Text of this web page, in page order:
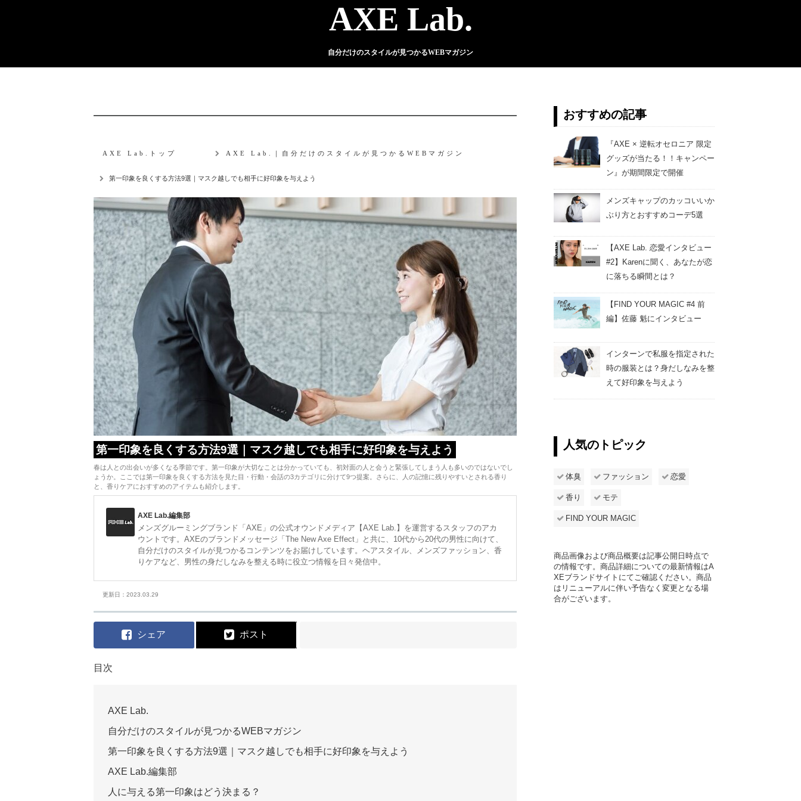
AXE Lab.
自分だけのスタイルが見つかるWEBマガジン
AXE Lab.トップ AXE Lab.｜自分だけのスタイルが見つかるWEBマガジン
第一印象を良くする方法9選｜マスク越しでも相手に好印象を与えよう
第一印象を良くする方法9選｜マスク越しでも相手に好印象を与えよう
春は人との出会いが多くなる季節です。第一印象が大切なことは分かっていても、初対面の人と会うと緊張してしまう人も多いのではないでし
ょうか。ここでは第一印象を良くする方法を見た目・行動・会話の3カテゴリに分けて9つ提案。さらに、人の記憶に残りやすいとされる香り
と、香りケアにおすすめのアイテムも紹介します。
AXE Lab.編集部
メンズグルーミングブランド「AXE」の公式オウンドメディア【AXE Lab.】を運営するスタッフのアカ
ウントです。AXEのブランドメッセージ「The New Axe Effect」と共に、10代から20代の男性に向けて、
自分だけのスタイルが見つかるコンテンツをお届けしています。ヘアスタイル、メンズファッション、香
りケアなど、男性の身だしなみを整える時に役立つ情報を日々発信中。
更新日：2023.03.29
シェア ポスト
目次
AXE Lab.
自分だけのスタイルが見つかるWEBマガジン
第一印象を良くする方法9選｜マスク越しでも相手に好印象を与えよう
AXE Lab.編集部
人に与える第一印象はどう決まる？
おすすめの記事
『AXE × 逆転オセロニア 限定
グッズが当たる！！キャンペー
ン』が期間限定で開催
メンズキャップのカッコいいか
ぶり方とおすすめコーデ5選
【AXE Lab. 恋愛インタビュー
#2】Karenに聞く、あなたが恋
に落ちる瞬間とは？
【FIND YOUR MAGIC #4 前
編】佐藤 魁にインタビュー
インターンで私服を指定された
時の服装とは？身だしなみを整
えて好印象を与えよう
人気のトピック
体臭 ファッション 恋愛
香り モテ
FIND YOUR MAGIC
商品画像および商品概要は記事公開日時点で
の情報です。商品詳細についての最新情報はA
XEブランドサイトにてご確認ください。商品
はリニューアルに伴い予告なく変更となる場
合がございます。